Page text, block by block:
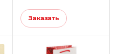
Заказать